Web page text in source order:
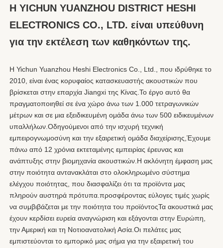
Η YICHUN YUANZHOU DISTRICT HESHI
ELECTRONICS CO., LTD. είναι υπεύθυνη
για την εκτέλεση των καθηκόντων της.
Η Yichun Yuanzhou Heshi Electronics Co., Ltd., που ιδρύθηκε το
2010, είναι ένας κορυφαίος κατασκευαστής ακουστικών που
βρίσκεται στην επαρχία Jiangxi της Κίνας.Το έργο αυτό θα
πραγματοποιηθεί σε ένα χώρο άνω των 1.000 τετραγωνικών
μέτρων και σε μια εξειδικευμένη ομάδα άνω των 500 ειδικευμένων
υπαλλήλων.Οδηγούμενοι από την ισχυρή τεχνική
εμπειρογνωμοσύνη και την εξαιρετική ομάδα διαχείρισης,Έχουμε
πάνω από 12 χρόνια εκτεταμένης εμπειρίας έρευνας και
ανάπτυξης στην βιομηχανία ακουστικών.Η ακλόνητη έμφαση μας
στην ποιότητα αντανακλάται στο ολοκληρωμένο σύστημα
ελέγχου ποιότητας, που διασφαλίζει ότι τα προϊόντα μας
πληρούν αυστηρά πρότυπα.προσφέροντας εύλογες τιμές χωρίς
να συμβιβάζεται με την ποιότητα του προϊόντοςΤα ακουστικά μας
έχουν κερδίσει ευρεία αναγνώριση και εξάγονται στην Ευρώπη,
την Αμερική και τη Νοτιοανατολική Ασία.Οι πελάτες μας
εμπιστεύονται το εμπορικό μας σήμα για την εξαιρετική του